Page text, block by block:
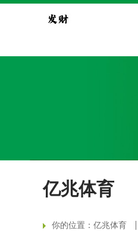
亿兆体育
你的位置： 亿兆体育